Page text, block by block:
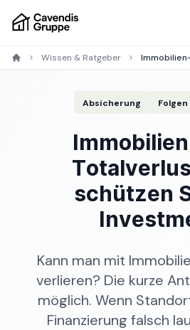
Wissen & Ratgeber
Absicherung Folgen
schützen
Kann man mit
verlieren? Die kurze
möglich. Wenn
Finanzierung falsch